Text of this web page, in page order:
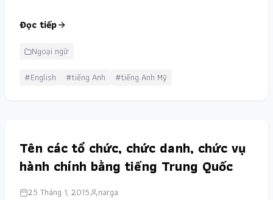
Đọc tiếp
Ngoại ngữ
#English
#tiếng Anh #tiếng Anh Mỹ
Tên các tổ chức, chức danh, chức vụ
hành chính bằng tiếng Trung Quốc
25 Tháng 1, 2015 narga